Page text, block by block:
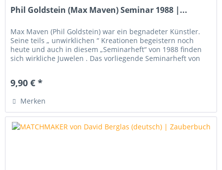
Phil Goldstein (Max Maven) Seminar 1988 |...
Max Maven (Phil Goldstein) war ein begnadeter Künstler.
Seine teils „ unwirklichen “ Kreationen begeistern noch
heute und auch in diesem „Seminarheft“ von 1988 finden
sich wirkliche Juwelen . Das vorliegende Seminarheft von
9,90 € *
Merken